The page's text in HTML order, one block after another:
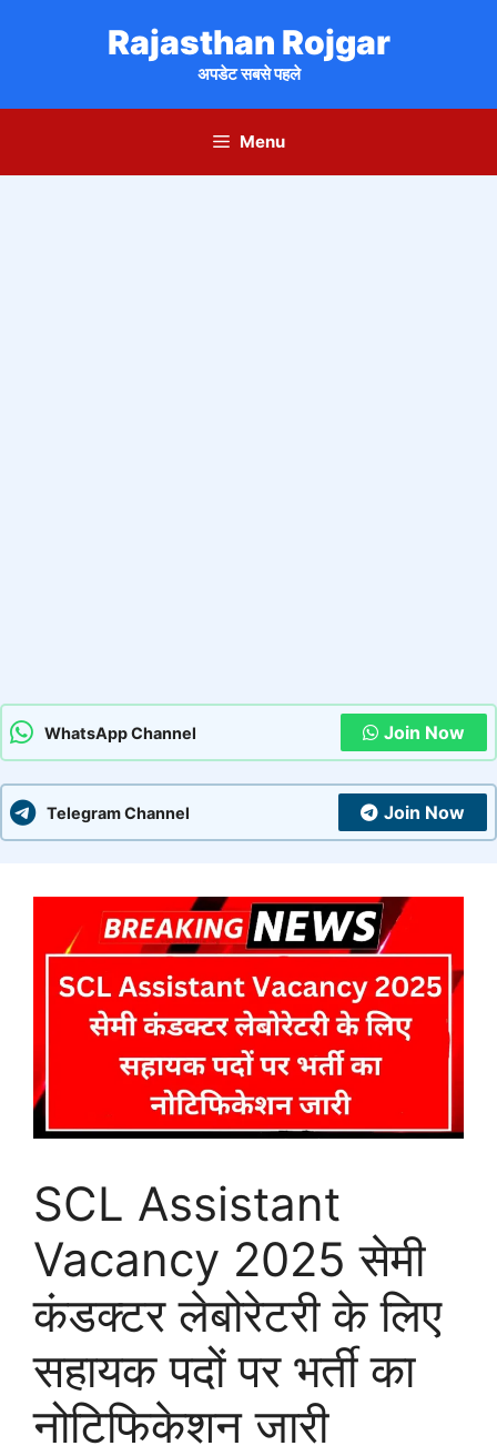
Rajasthan Rojgar
अपडेट सबसे पहले
Menu
WhatsApp Channel Join Now
Telegram Channel Join Now
SCL Assistant
Vacancy 2025 सेमी
कंडक्टर लेबोरेटरी के लिए
सहायक पदों पर भर्ती का
नोटिफिकेशन जारी